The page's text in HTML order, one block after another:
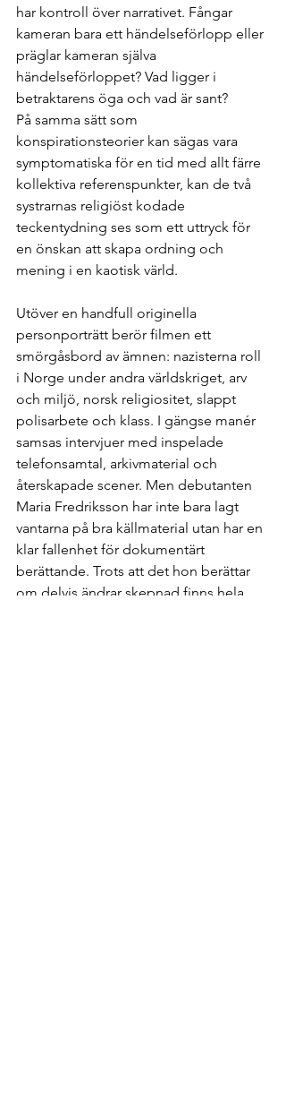
har kontroll över narrativet. Fångar
kameran bara ett händelseförlopp eller
präglar kameran själva
händelseförloppet? Vad ligger i
betraktarens öga och vad är sant?
På samma sätt som
konspirationsteorier kan sägas vara
symptomatiska för en tid med allt färre
kollektiva referenspunkter, kan de två
systrarnas religiöst kodade
teckentydning ses som ett uttryck för
en önskan att skapa ordning och
mening i en kaotisk värld.
Utöver en handfull originella
personporträtt berör filmen ett
smörgåsbord av ämnen: nazisterna roll
i Norge under andra världskriget, arv
och miljö, norsk religiositet, slappt
polisarbete och klass. I gängse manér
samsas intervjuer med inspelade
telefonsamtal, arkivmaterial och
återskapade scener. Men debutanten
Maria Fredriksson har inte bara lagt
vantarna på bra källmaterial utan har en
klar fallenhet för dokumentärt
berättande. Trots att det hon berättar
om delvis ändrar skepnad finns hela